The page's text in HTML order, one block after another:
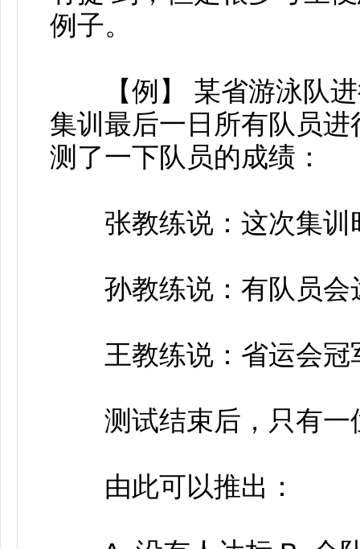
例子。
【例】 某省游泳队进
集训最后一日所有队员
测了一下队员的成绩：
张教练说：这次集训
孙教练说：有队员会
王教练说：省运会冠
测试结束后，只有一
由此可以推出：